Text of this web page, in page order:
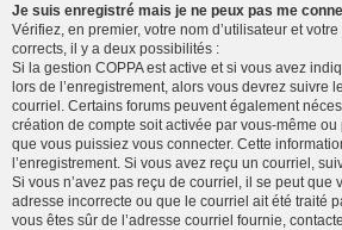
Je suis enregistré mais je ne peux pas me
Vérifiez, en premier, votre nom d’utilisateur et
corrects, il y a deux possibilités :
Si la gestion COPPA est active et si vous avez
lors de l’enregistrement, alors vous devrez suivre
courriel. Certains forums peuvent également
création de compte soit activée par vous-même
que vous puissiez vous connecter. Cette
l’enregistrement. Si vous avez reçu un courriel,
Si vous n’avez pas reçu de courriel, il se peut que
adresse incorrecte ou que le courriel ait été traité
vous êtes sûr de l’adresse courriel fournie,